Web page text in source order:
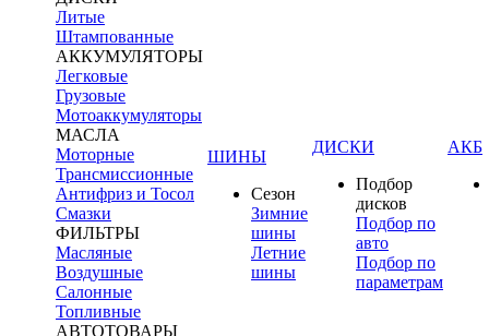
Литые
Штампованные
АККУМУЛЯТОРЫ
Легковые
Грузовые
Мотоаккумуляторы
МАСЛА
Моторные
Трансмиссионные
Антифриз и Тосол
Смазки
ФИЛЬТРЫ
Масляные
Воздушные
Салонные
Топливные
АВТОТОВАРЫ
ШИНЫ
Сезон
Зимние
шины
Летние
шины
ДИСКИ
Подбор
дисков
Подбор по
авто
Подбор по
параметрам
АКБ